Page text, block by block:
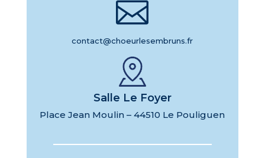

contact@choeurlesembruns.fr
Salle Le Foyer
Place Jean Moulin – 44510 Le Pouliguen